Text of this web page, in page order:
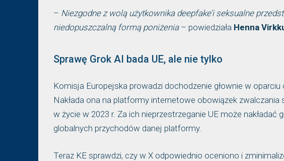
– Niezgodne z wolą użytkownika deepfake’i seksualne
niedopuszczalną formą poniżenia– powiedziała Henna
Sprawę Grok AI bada UE, ale nie tylko
Komisja Europejska prowadzi dochodzenie głownie w
Nakłada ona na platformy internetowe obowiązek zwalczania
w życie w 2023 r. Za ich nieprzestrzeganie UE może
globalnych przychodów danej platformy.
Teraz KE sprawdzi, czy w X odpowiednio oceniono i